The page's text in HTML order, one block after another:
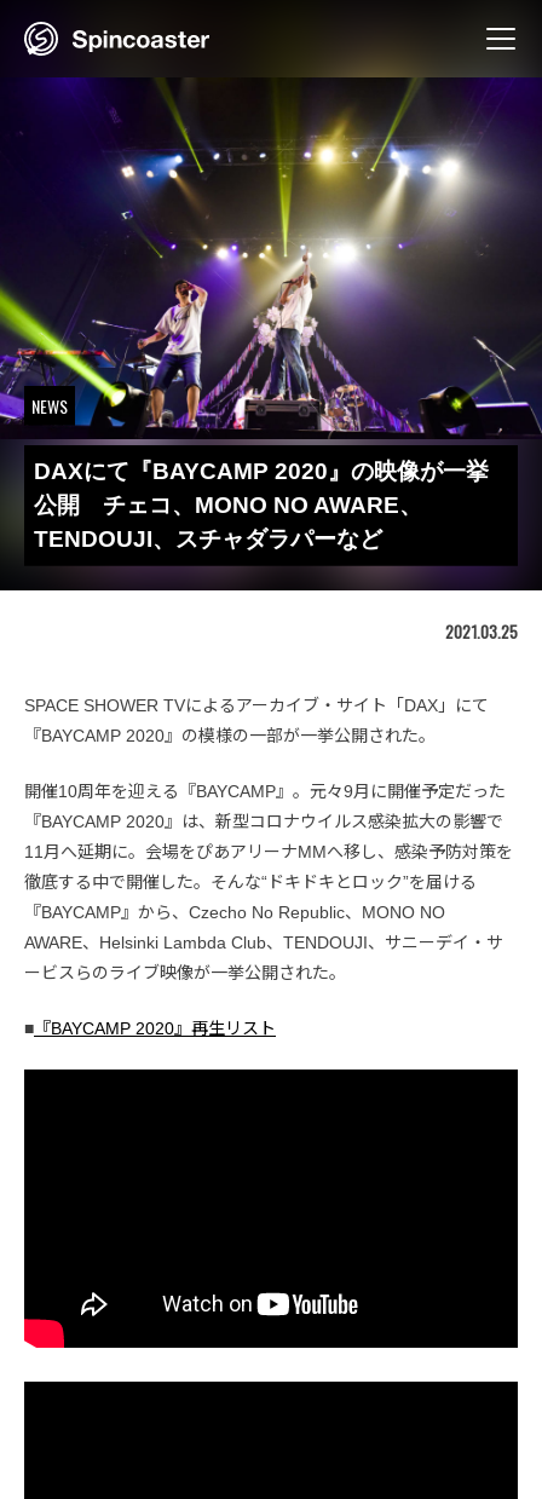
NEWS
DAXにて『BAYCAMP 2020』の映像が一挙
公開 チェコ、MONO NO AWARE、
TENDOUJI、スチャダラパーなど
2021.03.25
SPACE SHOWER TVによるアーカイブ・サイト「DAX」にて
『BAYCAMP 2020』の模様の一部が一挙公開された。
開催10周年を迎える『BAYCAMP』。元々9月に開催予定だった
『BAYCAMP 2020』は、新型コロナウイルス感染拡大の影響で
11月へ延期に。会場をぴあアリーナMMへ移し、感染予防対策を
徹底する中で開催した。そんな“ドキドキとロック”を届ける
『BAYCAMP』から、Czecho No Republic、MONO NO
AWARE、Helsinki Lambda Club、TENDOUJI、サニーデイ・サ
ービスらのライブ映像が一挙公開された。
■ 『BAYCAMP 2020』再生リスト